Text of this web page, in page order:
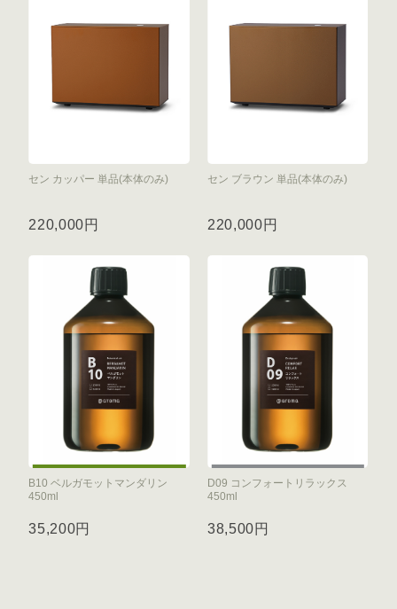
セン カッパー 単品(本体のみ)
220,000円
セン ブラウン 単品(本体のみ)
220,000円
B10 ベルガモットマンダリン
450ml
35,200円
D09 コンフォートリラックス
450ml
38,500円